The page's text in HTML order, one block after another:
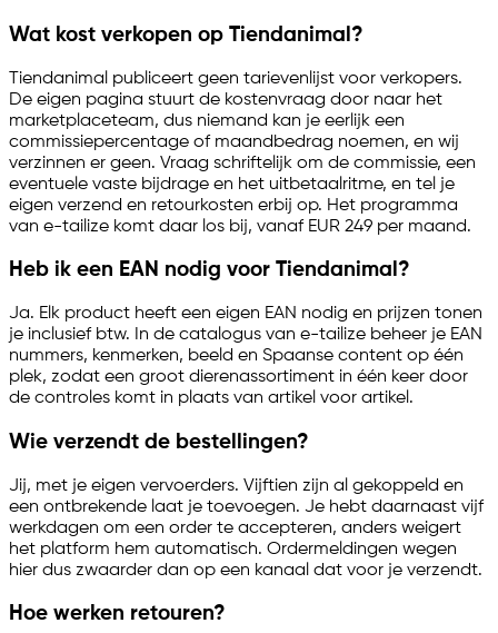
Wat kost verkopen op Tiendanimal?
Tiendanimal publiceert geen tarievenlijst voor verkopers.
De eigen pagina stuurt de kostenvraag door naar het
marketplaceteam, dus niemand kan je eerlijk een
commissiepercentage of maandbedrag noemen, en wij
verzinnen er geen. Vraag schriftelijk om de commissie, een
eventuele vaste bijdrage en het uitbetaalritme, en tel je
eigen verzend en retourkosten erbij op. Het programma
van e-tailize komt daar los bij, vanaf EUR 249 per maand.
Heb ik een EAN nodig voor Tiendanimal?
Ja. Elk product heeft een eigen EAN nodig en prijzen tonen
je inclusief btw. In de catalogus van e-tailize beheer je EAN
nummers, kenmerken, beeld en Spaanse content op één
plek, zodat een groot dierenassortiment in één keer door
de controles komt in plaats van artikel voor artikel.
Wie verzendt de bestellingen?
Jij, met je eigen vervoerders. Vijftien zijn al gekoppeld en
een ontbrekende laat je toevoegen. Je hebt daarnaast vijf
werkdagen om een order te accepteren, anders weigert
het platform hem automatisch. Ordermeldingen wegen
hier dus zwaarder dan op een kanaal dat voor je verzendt.
Hoe werken retouren?